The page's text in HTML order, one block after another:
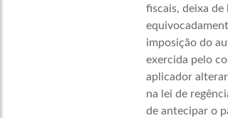
fiscais, deixa
imposição do
exercida pelo
aplicador
na lei de
de antecipar o